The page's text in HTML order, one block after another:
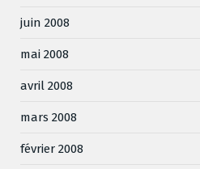
juin 2008
mai 2008
avril 2008
mars 2008
février 2008